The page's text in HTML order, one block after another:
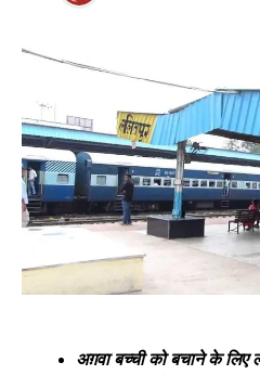
अग़वा बच्ची को बचाने के लिए